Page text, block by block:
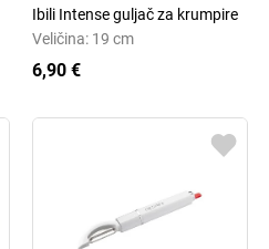
Ibili Intense guljač za krumpire
Veličina: 19 cm
6,90 €